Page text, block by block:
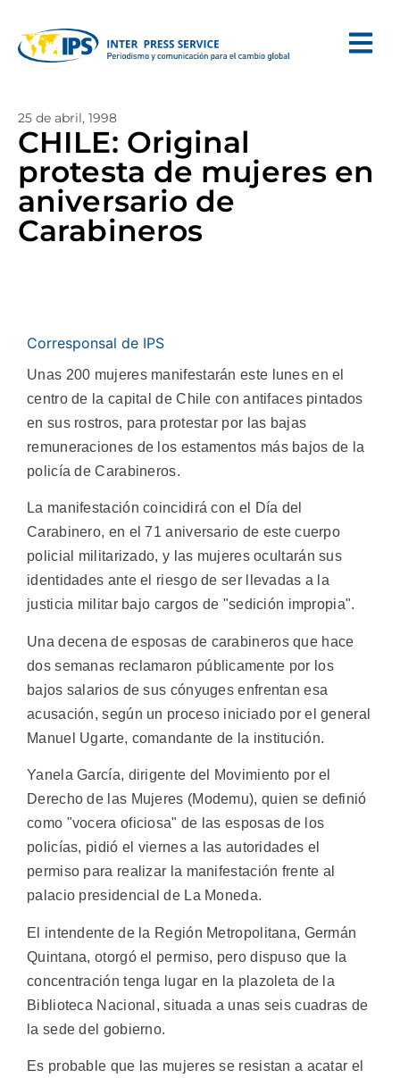
25 de abril, 1998
CHILE: Original
protesta de mujeres en
aniversario de
Carabineros
Corresponsal de IPS
Unas 200 mujeres manifestarán este lunes en el
centro de la capital de Chile con antifaces pintados
en sus rostros, para protestar por las bajas
remuneraciones de los estamentos más bajos de la
policía de Carabineros.
La manifestación coincidirá con el Día del
Carabinero, en el 71 aniversario de este cuerpo
policial militarizado, y las mujeres ocultarán sus
identidades ante el riesgo de ser llevadas a la
justicia militar bajo cargos de "sedición impropia".
Una decena de esposas de carabineros que hace
dos semanas reclamaron públicamente por los
bajos salarios de sus cónyuges enfrentan esa
acusación, según un proceso iniciado por el general
Manuel Ugarte, comandante de la institución.
Yanela García, dirigente del Movimiento por el
Derecho de las Mujeres (Modemu), quien se definió
como "vocera oficiosa" de las esposas de los
policías, pidió el viernes a las autoridades el
permiso para realizar la manifestación frente al
palacio presidencial de La Moneda.
El intendente de la Región Metropolitana, Germán
Quintana, otorgó el permiso, pero dispuso que la
concentración tenga lugar en la plazoleta de la
Biblioteca Nacional, situada a unas seis cuadras de
la sede del gobierno.
Es probable que las mujeres se resistan a acatar el